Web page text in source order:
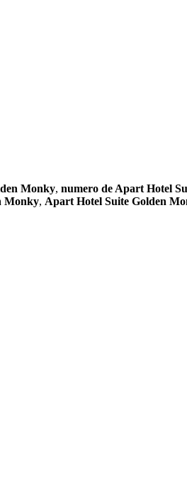
Monky, numero de Apart Hotel
Monky, Apart Hotel Suite Golden